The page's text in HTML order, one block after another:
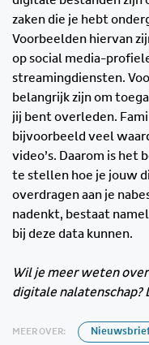
zaken die je hebt
Voorbeelden hiervan
op social media-
streamingdiensten.
belangrijk zijn om
jij bent overleden.
bijvoorbeeld veel
video’s. Daarom is het
te stellen hoe je jouw
overdragen aan je
nadenkt, bestaat
bij deze data kunnen.
Wil je meer weten
digitale nalatenschap?
MEER OVER: